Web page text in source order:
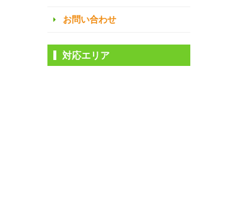
お問い合わせ
対応エリア